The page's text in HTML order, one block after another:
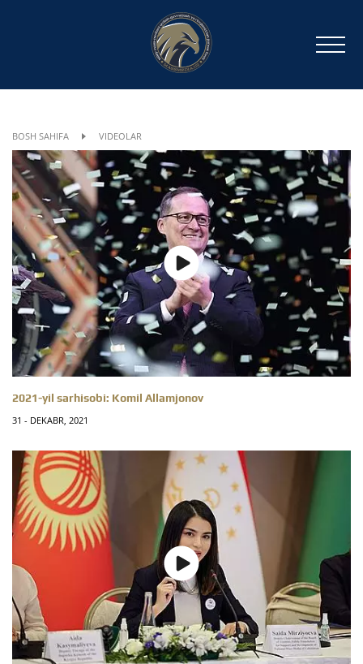
BOSH SAHIFA VIDEOLAR
2021-yil sarhisobi: Komil Allamjonov
31 - DEKABR, 2021